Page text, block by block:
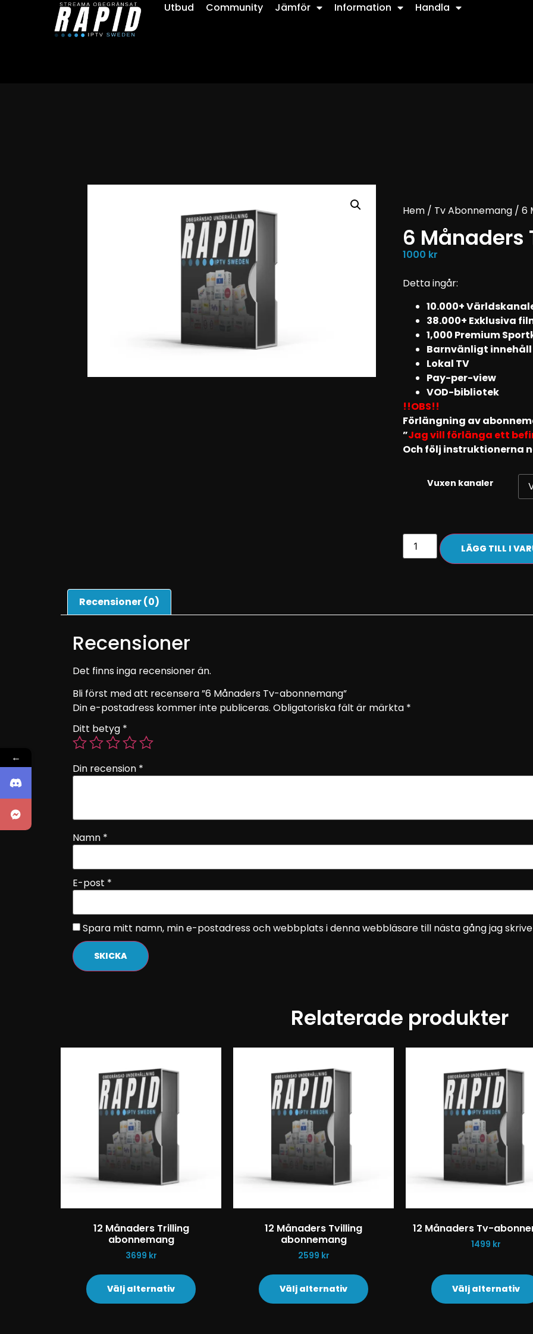
Utbud Community Jämför Information Handla
Hem / Tv Abonnemang / 6
6
1000 kr
Detta ingår:
10.000+
38.000+ Exklusiva
1,000 Premium
Barnvänligt innehåll
Lokal TV
Pay-per-view
VOD-bibliotek
!!OBS!!
Förlängning av
”Jag vill förlänga ett
Och följ instruktionerna
Vuxen kanaler
LÄGG TILL I
Recensioner (0)
Recensioner
Det finns inga recensioner än.
Bli först med att recensera ”6 Månaders Tv-abonnemang”
Din e-postadress kommer inte publiceras. Obligatoriska fält är märkta *
Ditt betyg *
Din recension *
Namn *
E-post *
Spara mitt namn, min e-postadress och webbplats i denna webbläsare till nästa gång jag
Relaterade produkter
12 Månaders Trilling
abonnemang
3699 kr
Välj alternativ
12 Månaders Tvilling
abonnemang
2599 kr
Välj alternativ
12 Månaders Tv-
1499 kr
Välj alternativ
←